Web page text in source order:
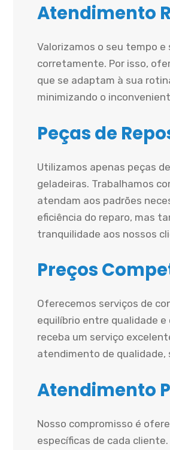
Atendimento
Valorizamos o seu tempo
corretamente. Por isso,
que se adaptam à sua
minimizando o
Peças de
Utilizamos apenas peças
geladeiras. Trabalhamos
atendam aos padrões
eficiência do reparo, mas
tranquilidade aos nossos
Preços
Oferecemos serviços de
equilíbrio entre qualidade
receba um serviço
atendimento de
Atendimento
Nosso compromisso é
específicas de cada